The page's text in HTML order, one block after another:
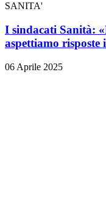
SANITA'
I sindacati Sanità:
aspettiamo risposte
06 Aprile 2025